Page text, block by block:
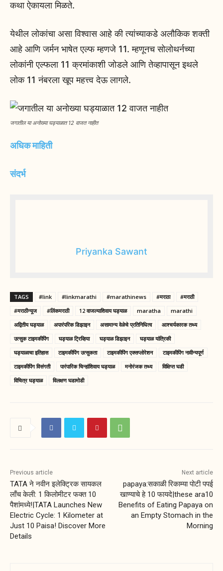
कथा ऐकायला मिळते.
येथील लोकांचा असा विश्वास आहे की त्यांच्याकडे अलौकिक शक्ती
आहे आणि जर्मन भाषेत एल्फ म्हणजे 11. म्हणूनच सोलोथर्नच्या
लोकांनी एल्फला 11 क्रमांकाशी जोडले आणि तेव्हापासून इथले
लोक 11 नंबरला खूप महत्त्व देऊ लागले.
जगातील या अनोख्या घड्याळात 12 वाजत नाहीत
अधिक माहिती
संदर्भ
Priyanka Sawant
TAGS #link #linkmarathi #marathinews #मराठा
#मराठी
#मराठीन्यूज
#लिंकमराठी 12 वाजल्याशिवाय घड्याळ maratha
marathi
अद्वितीय घड्याळ
अपारंपरिक डिझाइन असामान्य वेळेचे प्रतिनिधित्व
आश्चर्यकारक तथ्य
उत्सुक टाइमकीपिंग
घड्याळ ट्रिव्हिया घड्याळ डिझाइन
घड्याळ यांत्रिकी
घड्याळाचा इतिहास
टाइमकीपिंग उत्सुकता टाइमकीपिंग एक्सप्लोरेशन
टाइमकीपिंग नावीन्यपूर्ण
टाइमकीपिंग विसंगती
पारंपारिक चिन्हांशिवाय घड्याळ मनोरंजक तथ्य
विक्षिप्त घडी
विचित्र घड्याळ
विलक्षण घडामोडी
Previous article
TATA ने नवीन इलेक्ट्रिक सायकल
लाँच केली: 1 किलोमीटर फक्त 10
पैशांमध्ये!|TATA Launches New
Electric Cycle: 1 Kilometer at
Just 10 Paisa! Discover More
Details
Next article
papaya:सकाळी रिकाम्या पोटी पपई
खाण्याचे हे 10 फायदे|these ara10
Benefits of Eating Papaya on
an Empty Stomach in the
Morning